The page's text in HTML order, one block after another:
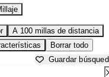
A 100 millas de distancia
Borrar todo
Guardar